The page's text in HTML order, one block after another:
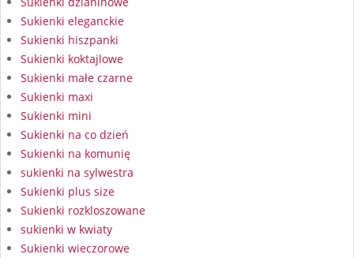
Sukienki eleganckie
Sukienki hiszpanki
Sukienki koktajlowe
Sukienki małe czarne
Sukienki maxi
Sukienki mini
Sukienki na co dzień
Sukienki na komunię
sukienki na sylwestra
Sukienki plus size
Sukienki rozkloszowane
sukienki w kwiaty
Sukienki wieczorowe